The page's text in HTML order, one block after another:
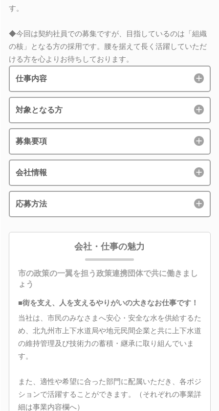
す。
◆今回は契約社員での募集ですが、目指しているのは「組織
の核」となる方の採用です。腰を据えて長く活躍していただ
ける方を心よりお待ちしております。
仕事内容
対象となる方
募集要項
会社情報
応募方法
会社・仕事の魅力
市の政策の一翼を担う政策連携団体で共に働きまし
ょう
■街を支え、人を支えるやりがいの大きなお仕事です！
当社は、市民のみなさまへ安心・安全な水を供給するた
め、北九州市上下水道局や地元民間企業と共に上下水道
の維持管理及び技術力の蓄積・継承に取り組んでいま
す。
また、適性や希望に合った部門に配属いただき、各ポジ
ションで活躍することができます。（それぞれの事業詳
細は事業内容欄へ）